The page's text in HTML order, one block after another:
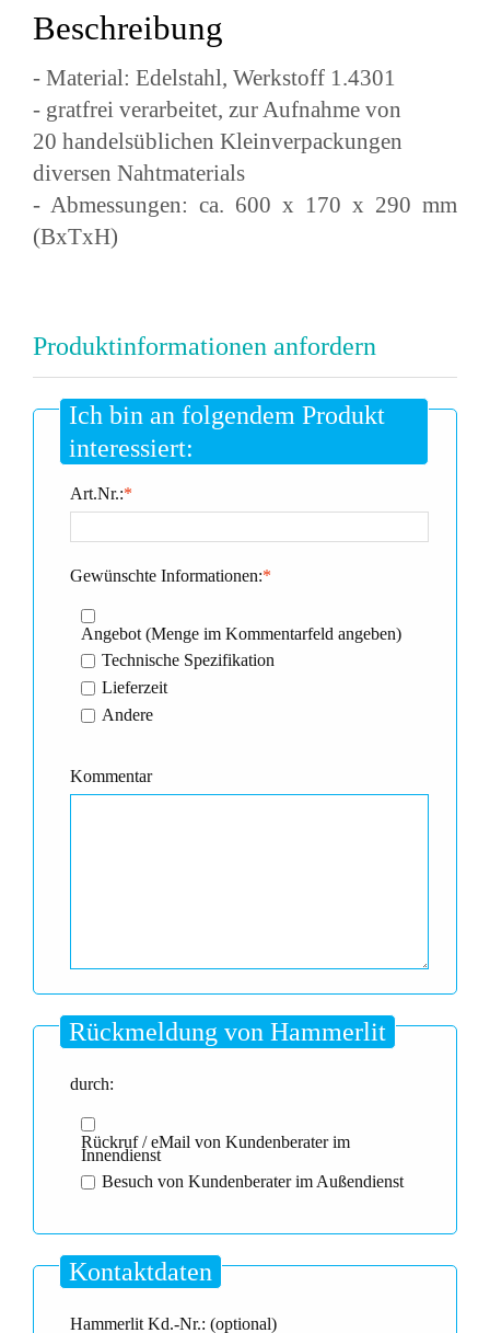
Beschreibung
- Material: Edelstahl, Werkstoff 1.4301
- gratfrei verarbeitet, zur Aufnahme von
20 handelsüblichen Kleinverpackungen
diversen Nahtmaterials
- Abmessungen: ca. 600 x 170 x 290 mm
(BxTxH)
Produktinformationen anfordern
Ich bin an folgendem Produkt
interessiert:
*
Art.Nr.:
*
Gewünschte Informationen:
Angebot (Menge im Kommentarfeld angeben)
Technische Spezifikation
Lieferzeit
Andere
Kommentar
Rückmeldung von Hammerlit
durch:
Rückruf / eMail von Kundenberater im
Innendienst
Besuch von Kundenberater im Außendienst
Kontaktdaten
Hammerlit Kd.-Nr.: (optional)